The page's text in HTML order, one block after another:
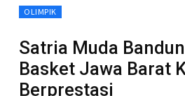
OLIMPIK
Satria Muda
Basket Jawa Barat
Berprestasi